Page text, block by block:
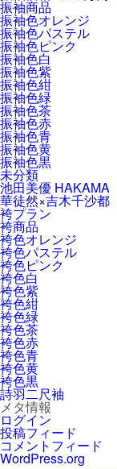
振袖商品
振袖色オレンジ
振袖色パステル
振袖色ピンク
振袖色白
振袖色紫
振袖色紺
振袖色緑
振袖色茶
振袖色赤
振袖色青
振袖色黄
振袖色黒
未分類
池田美優 HAKAMA
華徒然×吉木千沙都
袴プラン
袴商品
袴色オレンジ
袴色パステル
袴色ピンク
袴色白
袴色紫
袴色紺
袴色緑
袴色茶
袴色赤
袴色青
袴色黄
袴色黒
詩羽二尺袖
メタ情報
ログイン
投稿フィード
コメントフィード
WordPress.org